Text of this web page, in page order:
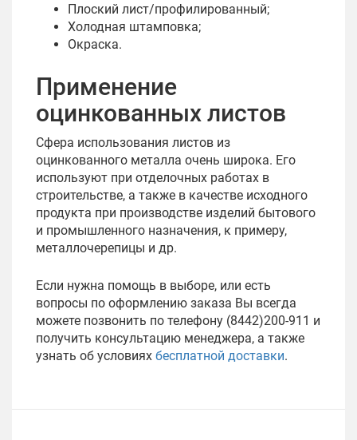
Плоский лист/профилированный;
Холодная штамповка;
Окраска.
Применение
оцинкованных листов
Сфера использования листов из
оцинкованного металла очень широка. Его
используют при отделочных работах в
строительстве, а также в качестве исходного
продукта при производстве изделий бытового
и промышленного назначения, к примеру,
металлочерепицы и др.
Если нужна помощь в выборе, или есть
вопросы по оформлению заказа Вы всегда
можете позвонить по телефону (8442)200-911 и
получить консультацию менеджера, а также
узнать об условиях бесплатной доставки.